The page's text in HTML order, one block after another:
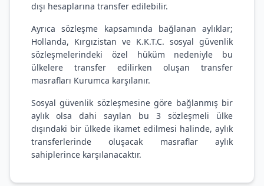
dışı hesaplarına transfer edilebilir.
Ayrıca sözleşme kapsamında bağlanan aylıklar;
Hollanda, Kırgızistan ve K.K.T.C. sosyal güvenlik
sözleşmelerindeki özel hüküm nedeniyle bu
ülkelere transfer edilirken oluşan transfer
masrafları Kurumca karşılanır.
Sosyal güvenlik sözleşmesine göre bağlanmış bir
aylık olsa dahi sayılan bu 3 sözleşmeli ülke
dışındaki bir ülkede ikamet edilmesi halinde, aylık
transferlerinde oluşacak masraflar aylık
sahiplerince karşılanacaktır.